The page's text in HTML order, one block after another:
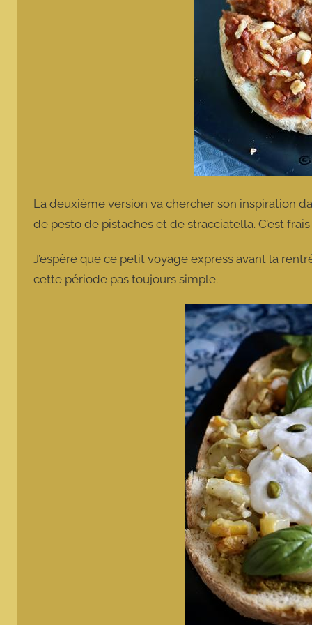
La deuxième version va chercher son inspiration
de pesto de pistaches et de stracciatella. C’est
J’espère que ce petit voyage express avant la
cette période pas toujours simple.